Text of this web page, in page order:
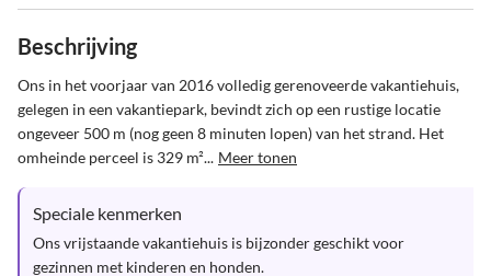
Beschrijving
Ons in het voorjaar van 2016 volledig gerenoveerde vakantiehuis,
gelegen in een vakantiepark, bevindt zich op een rustige locatie
ongeveer 500 m (nog geen 8 minuten lopen) van het strand. Het
omheinde perceel is 329 m²... Meer tonen
Speciale kenmerken
Ons vrijstaande vakantiehuis is bijzonder geschikt voor
gezinnen met kinderen en honden.